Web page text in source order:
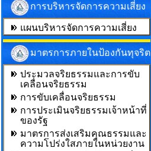
การบริหารจัดการความเสี่ยง
แผนบริหารจัดการความเสี่ยง
มาตรการภายในป้องกันทุจริต
ประมวลจริยธรรมและการขับ
เคลื่อนจริยธรรม
การขับเคลื่อนจริยธรรม
การประเมินจริยธรรมเจ้าหน้าที่
ของรัฐ
มาตรการส่งเสริมคุณธรรมและ
ความโปร่งใสภายในหน่วยงาน